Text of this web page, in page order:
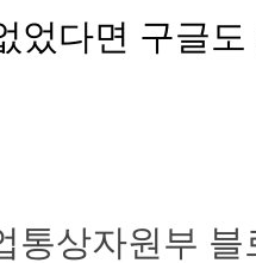
었다면 구글도
통상자원부 블